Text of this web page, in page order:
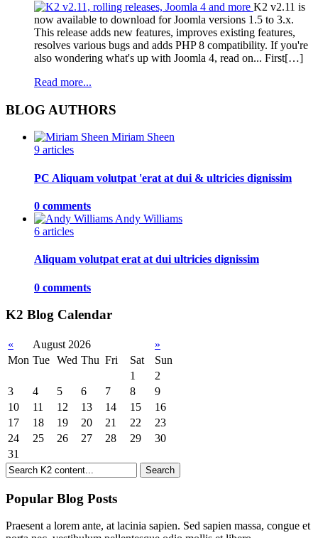
K2 v2.11 is
now available to download for Joomla versions 1.5 to 3.x.
This release adds new features, improves existing features,
resolves various bugs and adds PHP 8 compatibility. If you're
also wondering what's up with Joomla 4, read on... First[…]
Read more...
BLOG AUTHORS
Miriam Sheen
9 articles
PC Aliquam volutpat 'erat at dui & ultricies dignissim
0 comments
Andy Williams
6 articles
Aliquam volutpat erat at dui ultricies dignissim
0 comments
K2 Blog Calendar
« August 2026
»
Mon Tue Wed Thu Fri Sat
Sun
1
2
3
4 5 6 7 8
9
10
11 12 13 14 15
16
17
18 19 20 21 22
23
24
25 26 27 28 29
30
31
Popular Blog Posts
Praesent a lorem ante, at lacinia sapien. Sed sapien massa, congue et